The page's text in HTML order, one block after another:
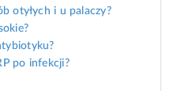
otyłych i u palaczy?
po infekcji?